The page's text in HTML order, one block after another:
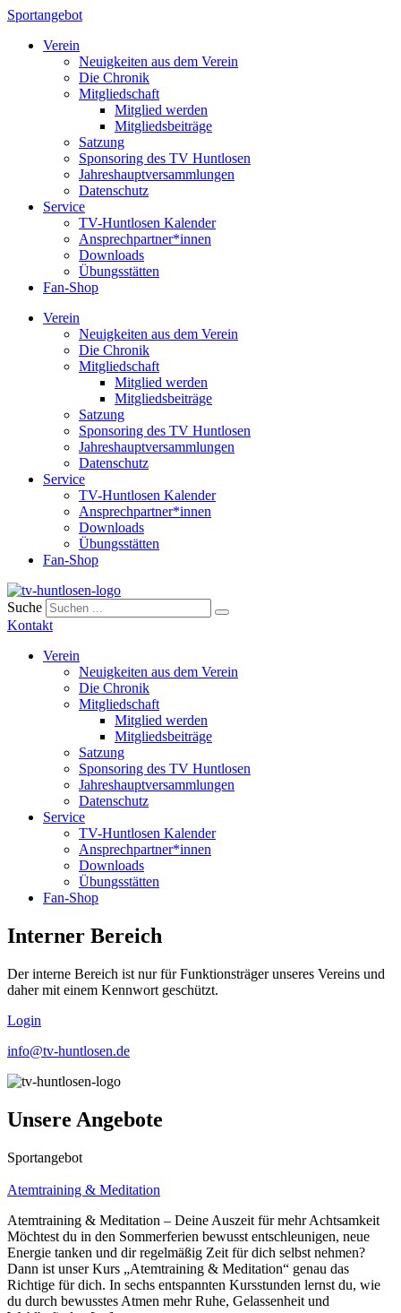
Sportangebot
Verein
Neuigkeiten aus dem Verein
Die Chronik
Mitgliedschaft
Mitglied werden
Mitgliedsbeiträge
Satzung
Sponsoring des TV Huntlosen
Jahreshauptversammlungen
Datenschutz
Service
TV-Huntlosen Kalender
Ansprechpartner*innen
Downloads
Übungsstätten
Fan-Shop
Verein
Neuigkeiten aus dem Verein
Die Chronik
Mitgliedschaft
Mitglied werden
Mitgliedsbeiträge
Satzung
Sponsoring des TV Huntlosen
Jahreshauptversammlungen
Datenschutz
Service
TV-Huntlosen Kalender
Ansprechpartner*innen
Downloads
Übungsstätten
Fan-Shop
Suche
Kontakt
Verein
Neuigkeiten aus dem Verein
Die Chronik
Mitgliedschaft
Mitglied werden
Mitgliedsbeiträge
Satzung
Sponsoring des TV Huntlosen
Jahreshauptversammlungen
Datenschutz
Service
TV-Huntlosen Kalender
Ansprechpartner*innen
Downloads
Übungsstätten
Fan-Shop
Interner Bereich
Der interne Bereich ist nur für Funktionsträger unseres Vereins und
daher mit einem Kennwort geschützt.
Login
info@tv-huntlosen.de
Unsere Angebote
Sportangebot
Atemtraining & Meditation
Atemtraining & Meditation – Deine Auszeit für mehr Achtsamkeit
Möchtest du in den Sommerferien bewusst entschleunigen, neue
Energie tanken und dir regelmäßig Zeit für dich selbst nehmen?
Dann ist unser Kurs „Atemtraining & Meditation“ genau das
Richtige für dich. In sechs entspannten Kursstunden lernst du, wie
du durch bewusstes Atmen mehr Ruhe, Gelassenheit und